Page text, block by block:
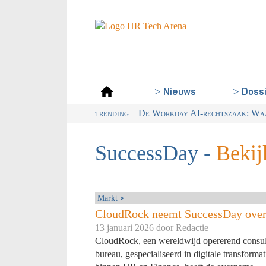
Nieuws
trending Digitalisering & AI cruciaal
Wet loontransparantie: dit
Van dialect naar ABN: waarom
De Workday AI-rechtszaak:
SuccessDay -
Markt
CloudRock neemt SuccessDay over
13 januari 2026 door Redactie
CloudRock, een wereldwijd opererend
bureau, gespecialiseerd in digitale